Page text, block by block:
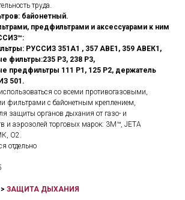
труда.
байонетный.
предфильтрами и аксессуарами к ним
РУССИЗ 351А1 , 357 АВЕ1, 359 АВЕК1,
фильтры:235 Р3, 238 Р3,
предфильтры 111 Р1, 125 Р2, держатель
501.
со всеми противогазовыми,
фильтрами с байонетным креплением,
защиты органов дыхания от газо- и
и аэрозолей торговых марок: 3М™, JETA
О2.
отдельно
> ЗАЩИТА ДЫХАНИЯ